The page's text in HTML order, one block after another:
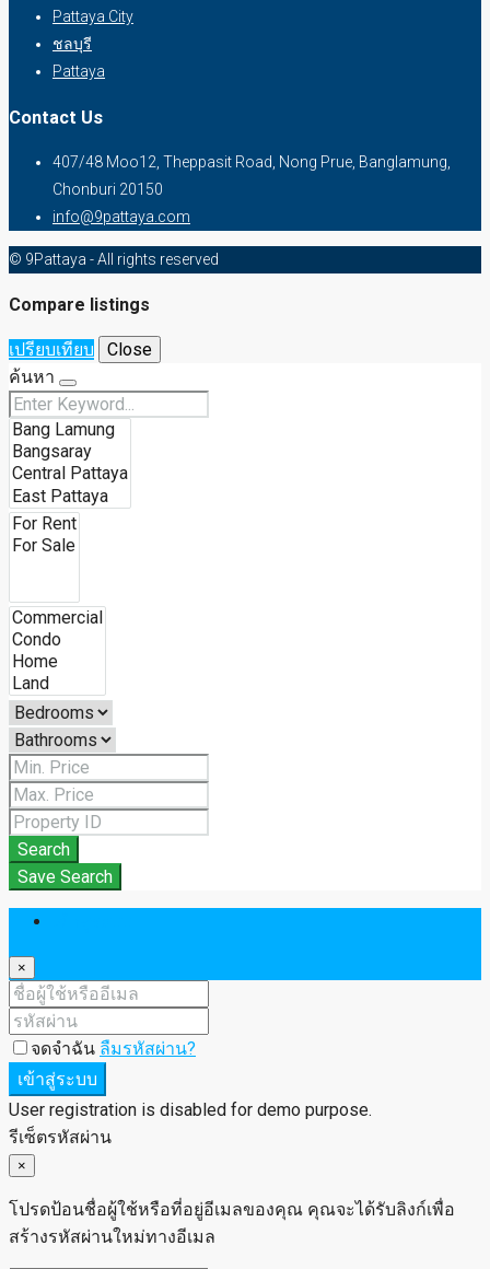
Pattaya City
ชลบุรี
Pattaya
Contact Us
407/48 Moo12, Theppasit Road, Nong Prue, Banglamung,
Chonburi 20150
info@9pattaya.com
© 9Pattaya - All rights reserved
Compare listings
เปรียบเทียบ
Close
ค้นหา
Search
Save Search
×
จดจำฉัน ลืมรหัสผ่าน?
เข้าสู่ระบบ
User registration is disabled for demo purpose.
รีเซ็ตรหัสผ่าน
×
โปรดป้อนชื่อผู้ใช้หรือที่อยู่อีเมลของคุณ คุณจะได้รับลิงก์เพื่อ
สร้างรหัสผ่านใหม่ทางอีเมล